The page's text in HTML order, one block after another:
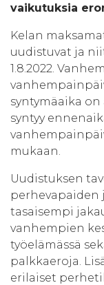
vaikutuksia
Kelan
uudistuvat ja
1.8.2022.
syntymäaika on
syntyy
mukaan.
Uudistuksen
perhevapaiden
tasaisempi
vanhempien
työelämässä
palkkaeroja.
erilaiset